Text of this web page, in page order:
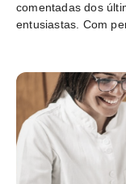
comentadas dos
entusiastas. Com